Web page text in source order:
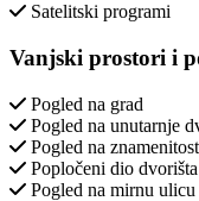
Satelitski programi
Vanjski prostori i
Pogled na grad
Pogled na unutarnje
Pogled na znamenitost
Popločeni dio dvorišta
Pogled na mirnu ulicu